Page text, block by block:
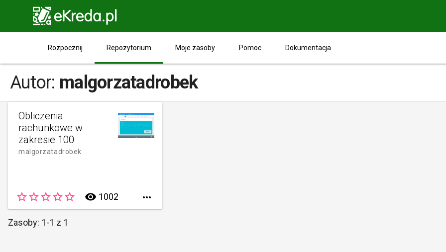
Rozpocznij Repozytorium Moje zasoby Pomoc Dokumentacja
Autor: malgorzatadrobek
Obliczenia
rachunkowe w
zakresie 100
malgorzatadrobek
star_borderstar_borderstar_borderstar_borderstar_border remove_red_eye 1002 
Zasoby: 1-1 z 1